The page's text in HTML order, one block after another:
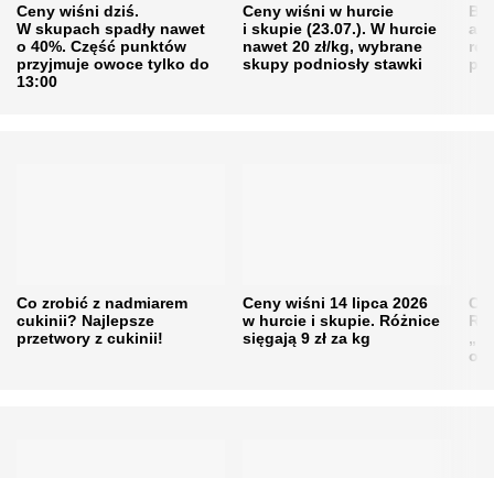
Ceny wiśni dziś.
W skupach spadły nawet
o 40%. Część punktów
przyjmuje owoce tylko do
13:00
Ceny wiśni w hurcie
i skupie (23.07.). W hurcie
nawet 20 zł/kg, wybrane
skupy podniosły stawki
Co zrobić z nadmiarem
cukinii? Najlepsze
przetwory z cukinii!
Ceny wiśni 14 lipca 2026
w hurcie i skupie. Różnice
sięgają 9 zł za kg